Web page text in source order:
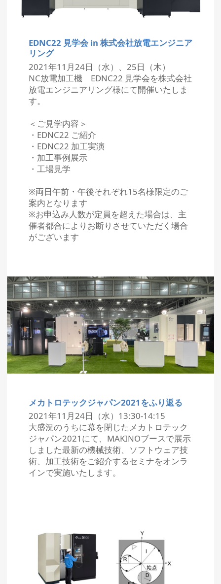
EDNC22 見学会 in 株式会社放電エンジニア
リング
2021年11月24日（水）、25日（木）
NC放電加工機 EDNC22 見学会を株式会社
放電エンジニアリング様にて開催いたしま
す。
＜ご見学内容＞
・EDNC22 ご紹介
・EDNC22 加工実演
・加工事例展示
・工場見学
※両日午前・午後それぞれ15名様限定のご
案内となります
※お申込み人数が定員を超えた場合は、主
催者都合によりお断りさせていただく場合
がございます
メカトロテックジャパン2021をふり返る
2021年11月24日（水）13:30-14:15
大盛況のうちに幕を閉じたメカトロテック
ジャパン2021にて、MAKINOブースで展示
しました最新の機械技術、ソフトウェア技
術、加工技術をご紹介するセミナをオンラ
インで実施いたします。